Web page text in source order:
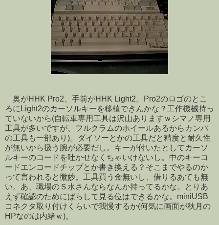
奥がHHK Pro2、手前がHHK Light2。Pro2のロゴのとこ
ろにLight2のカーソルキーを移植できんかな？工作機械持っ
ていないから(自転車専用工具は沢山ありますｗシマノ専用
工具が多いですが、フルクラムのホイールあるからカンパ
の工具も一部あり)。ダイソーとかの工具だと精度と耐久性
が無いから扱う腕が必要だし。キーが付いたとしてカーソ
ルキーのコードを吐かせなくちゃいけないし。中のキーコ
ードエンコードチップとか書き換える？そこまでやるのか
って言われると微妙。工具買う金無いし、借りるあても無
い。あ、職場のＳ水さんならなんか持ってるかな。とりあ
えず確認のためにばらして見る位はできるかな。miniUSB
コネクタ取り付けくらいで我慢するか(何気に画面が秋月の
HPなのは内緒ｗ)。